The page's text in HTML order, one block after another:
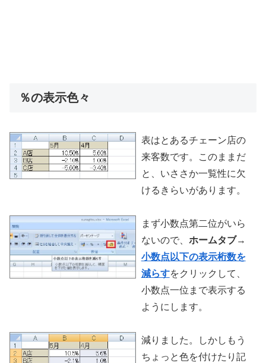
％の表示色々
表はとあるチェーン店の
来客数です。このままだ
と、いささか一覧性に欠
けるきらいがあります。
まず小数点第二位がいら
ないので、 ホームタブ→
小数点以下の表示桁数を
減らすをクリックして、
小数点一位まで表示する
ようにします。
減りました。しかしもう
ちょっと色を付けたり記